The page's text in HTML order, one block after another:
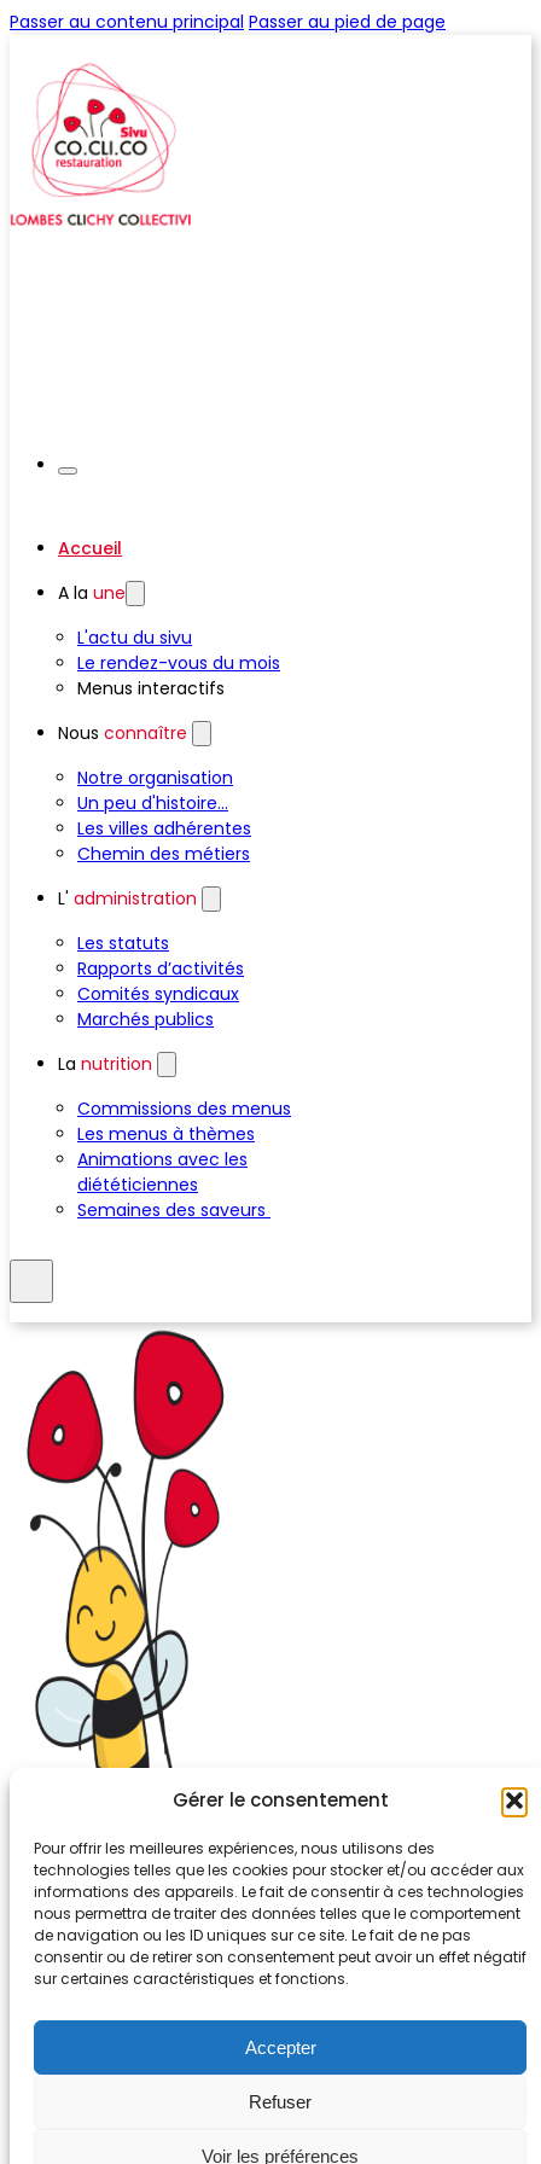
Gérer le consentement
Pour offrir les meilleures expériences, nous utilisons des
technologies telles que les cookies pour stocker et/ou accéder aux
informations des appareils. Le fait de consentir à ces technologies
nous permettra de traiter des données telles que le comportement
de navigation ou les ID uniques sur ce site. Le fait de ne pas
consentir ou de retirer son consentement peut avoir un effet négatif
sur certaines caractéristiques et fonctions.
Accepter
Refuser
Voir les préférences
Passer au contenu principal Passer au pied de page
Accueil
A la une
L'actu du sivu
Le rendez-vous du mois
Menus interactifs
Nous connaître
Notre organisation
Un peu d'histoire...
Les villes adhérentes
Chemin des métiers
L' administration
Les statuts
Rapports d’activités
Comités syndicaux
Marchés publics
La nutrition
Commissions des menus
Les menus à thèmes
Animations avec les
diététiciennes
Semaines des saveurs
26-30, rue de Bellevue
92700 COLOMBES
Tél. 01.56.83.88.30
Mentions légales